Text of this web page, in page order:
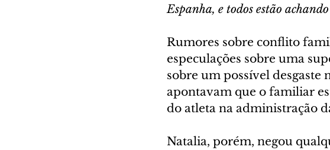
Espanha, e todos estão
Rumores sobre conflito
especulações sobre uma
sobre um possível desgaste
apontavam que o familiar
do atleta na administração
Natalia, porém, negou